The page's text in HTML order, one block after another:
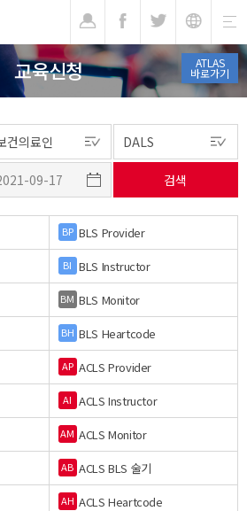
ATLAS
바로가기
교육신청
BP BLS Provider
BI BLS Instructor
BM BLS Monitor
BH BLS Heartcode
AP ACLS Provider
AI ACLS Instructor
AM ACLS Monitor
AB ACLS BLS 술기
AH ACLS Heartcode